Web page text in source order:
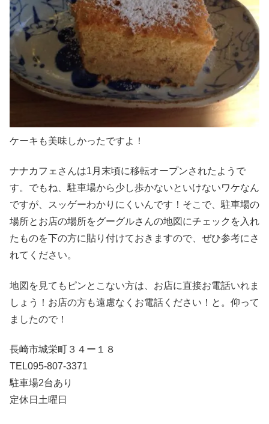
ケーキも美味しかったですよ！
ナナカフェさんは1月末頃に移転オープンされたようで
す。でもね、駐車場から少し歩かないといけないワケなん
ですが、スッゲーわかりにくいんです！そこで、駐車場の
場所とお店の場所をグーグルさんの地図にチェックを入れ
たものを下の方に貼り付けておきますので、ぜひ参考にさ
れてください。
地図を見てもピンとこない方は、お店に直接お電話いれま
しょう！お店の方も遠慮なくお電話ください！と。仰って
ましたので！
長崎市城栄町３４ー１８
TEL095-807-3371
駐車場2台あり
定休日土曜日